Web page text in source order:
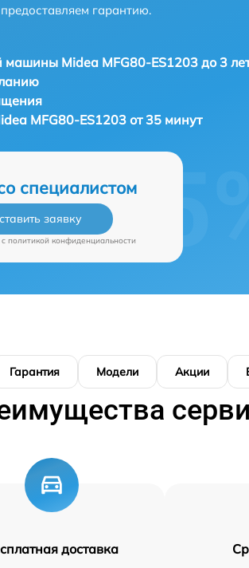
гарантию.
машины Midea MFG80-ES1203 до 3
MFG80-ES1203 от 35 минут
специалистом
заявку
c политикой конфиденциальности
Гарантия Модели Акции
доставка